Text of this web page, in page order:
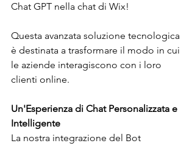
Chat GPT nella chat di Wix!
Questa avanzata soluzione tecnologica
è destinata a trasformare il modo in cui
le aziende interagiscono con i loro
clienti online.
Un'Esperienza di Chat Personalizzata e
Intelligente
La nostra integrazione del Bot